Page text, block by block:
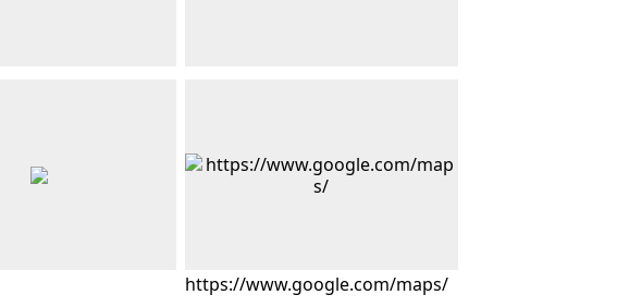
https://www.google.com/maps/